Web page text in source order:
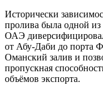
Исторически
пролива была одной
ОАЭ
от Абу-Даби до порта
Оманский залив и
пропускная
объёмов экспорта.